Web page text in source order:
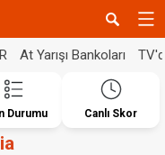
At Yarışı Bankoları
Durumu Canlı Skor